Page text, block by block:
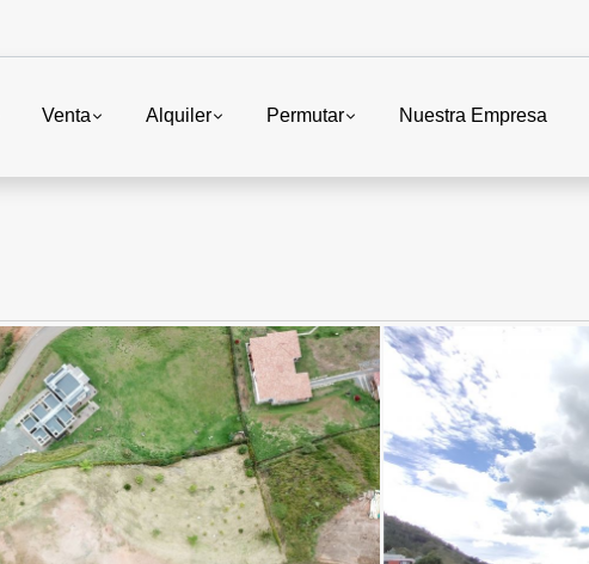
Venta Alquiler Permutar Nuestra Empresa